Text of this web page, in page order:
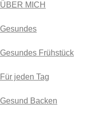
ÜBER MICH
Gesundes
Gesundes Frühstück
Für jeden Tag
Gesund Backen